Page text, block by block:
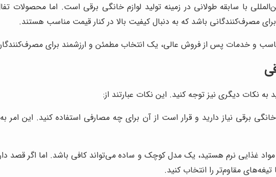
با سابقه طولانی در زمینه تولید لوازم خانگی برقی است. اما محصولات
مصرف‌کنندگانی باشد که به دنبال کیفیت بالا در کنار قیمت مناسب هستند.
مناسب و خدمات پس از فروش عالی، یک انتخاب مطمئن و ارزشمند برای
به نکات دیگری نیز توجه کنید. این نکات عبارتند از:
برقی نیاز دارید و قرار است از آن برای چه مصارفی استفاده کنید. این
غذایی نرم هستید، یک مدل کوچک و ساده می‌تواند کافی باشد. اما اگر قصد
مقاوم‌تر را انتخاب کنید.